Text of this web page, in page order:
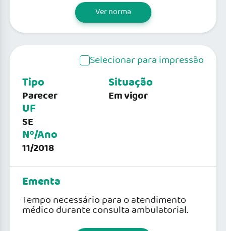
Ver norma
Selecionar para impressão
Tipo
Parecer
UF
SE
Nº/Ano
11/2018
Situação
Em vigor
Ementa
Tempo necessário para o atendimento
médico durante consulta ambulatorial.